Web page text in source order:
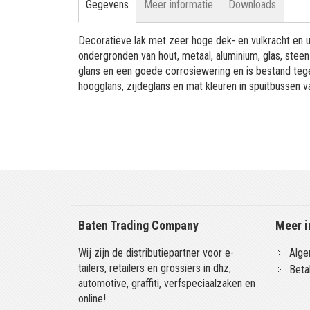
Gegevens
Decoratieve lak met zeer hoge dek- en vulkracht en
ondergronden van hout, metaal, aluminium, glas,
glans en een goede corrosiewering en is bestand
hoogglans, zijdeglans en mat kleuren in spuitbussen
Meer informatie Downloads
Baten Trading Company
Wij zijn de distributiepartner voor e-
tailers, retailers en grossiers in dhz,
automotive, graffiti, verfspeciaalzaken en
online!
Meer